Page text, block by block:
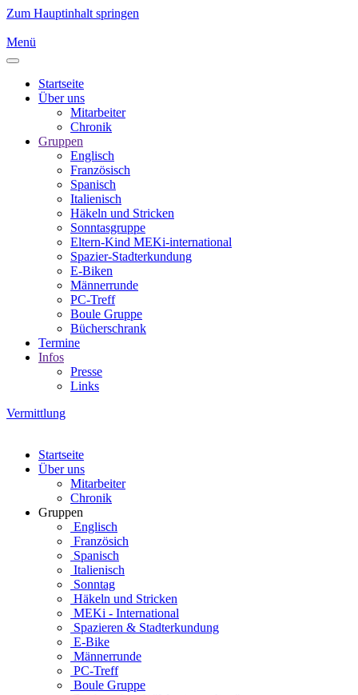
Zum Hauptinhalt springen
Menü
Startseite
Über uns
Mitarbeiter
Chronik
Gruppen
Englisch
Französisch
Spanisch
Italienisch
Häkeln und Stricken
Sonntasgruppe
Eltern-Kind MEKi-international
Spazier-Stadterkundung
E-Biken
Männerrunde
PC-Treff
Boule Gruppe
Bücherschrank
Termine
Infos
Presse
Links
Vermittlung
Startseite
Über uns
Mitarbeiter
Chronik
Gruppen
Englisch
Französich
Spanisch
Italienisch
Sonntag
Häkeln und Stricken
MEKi - International
Spazieren & Stadterkundung
E-Bike
Männerrunde
PC-Treff
Boule Gruppe